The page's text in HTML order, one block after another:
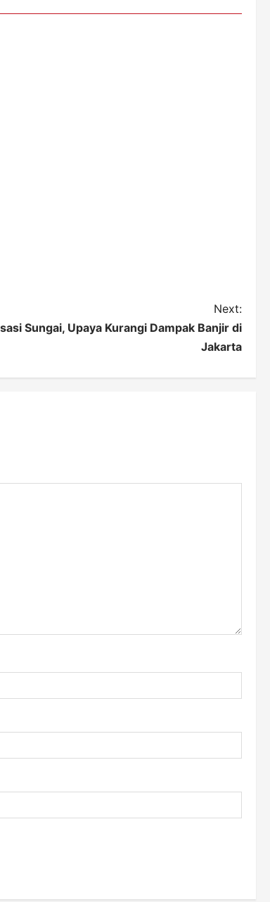
Next:
Sungai, Upaya Kurangi Dampak Banjir di
Jakarta